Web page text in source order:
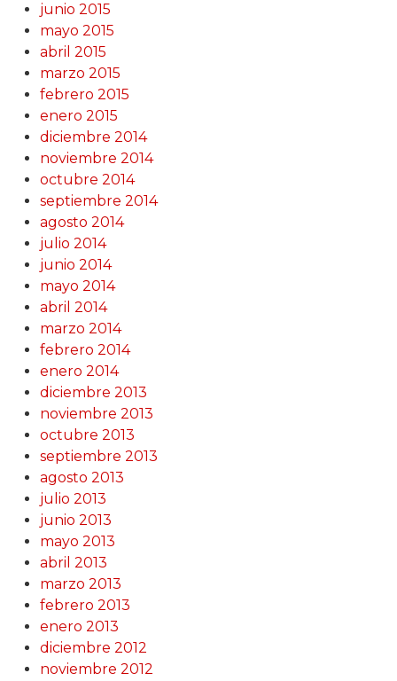
junio 2015
mayo 2015
abril 2015
marzo 2015
febrero 2015
enero 2015
diciembre 2014
noviembre 2014
octubre 2014
septiembre 2014
agosto 2014
julio 2014
junio 2014
mayo 2014
abril 2014
marzo 2014
febrero 2014
enero 2014
diciembre 2013
noviembre 2013
octubre 2013
septiembre 2013
agosto 2013
julio 2013
junio 2013
mayo 2013
abril 2013
marzo 2013
febrero 2013
enero 2013
diciembre 2012
noviembre 2012